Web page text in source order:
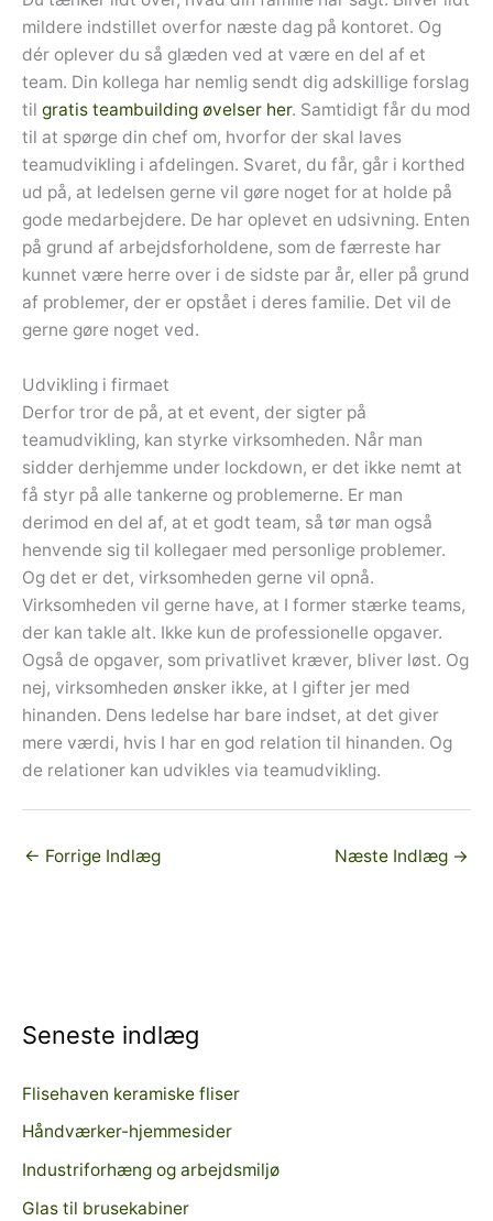
mildere indstillet overfor næste dag på kontoret. Og
dér oplever du så glæden ved at være en del af et
team. Din kollega har nemlig sendt dig adskillige forslag
til gratis teambuilding øvelser her. Samtidigt får du mod
til at spørge din chef om, hvorfor der skal laves
teamudvikling i afdelingen. Svaret, du får, går i korthed
ud på, at ledelsen gerne vil gøre noget for at holde på
gode medarbejdere. De har oplevet en udsivning. Enten
på grund af arbejdsforholdene, som de færreste har
kunnet være herre over i de sidste par år, eller på grund
af problemer, der er opstået i deres familie. Det vil de
gerne gøre noget ved.
Udvikling i firmaet
Derfor tror de på, at et event, der sigter på
teamudvikling, kan styrke virksomheden. Når man
sidder derhjemme under lockdown, er det ikke nemt at
få styr på alle tankerne og problemerne. Er man
derimod en del af, at et godt team, så tør man også
henvende sig til kollegaer med personlige problemer.
Og det er det, virksomheden gerne vil opnå.
Virksomheden vil gerne have, at I former stærke teams,
der kan takle alt. Ikke kun de professionelle opgaver.
Også de opgaver, som privatlivet kræver, bliver løst. Og
nej, virksomheden ønsker ikke, at I gifter jer med
hinanden. Dens ledelse har bare indset, at det giver
mere værdi, hvis I har en god relation til hinanden. Og
de relationer kan udvikles via teamudvikling.
← Forrige Indlæg Næste Indlæg →
Seneste indlæg
Flisehaven keramiske fliser
Håndværker-hjemmesider
Industriforhæng og arbejdsmiljø
Glas til brusekabiner